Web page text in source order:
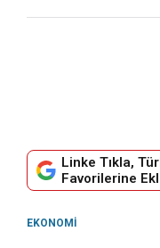
Linke Tıkla,
Favorilerine
EKONOMI